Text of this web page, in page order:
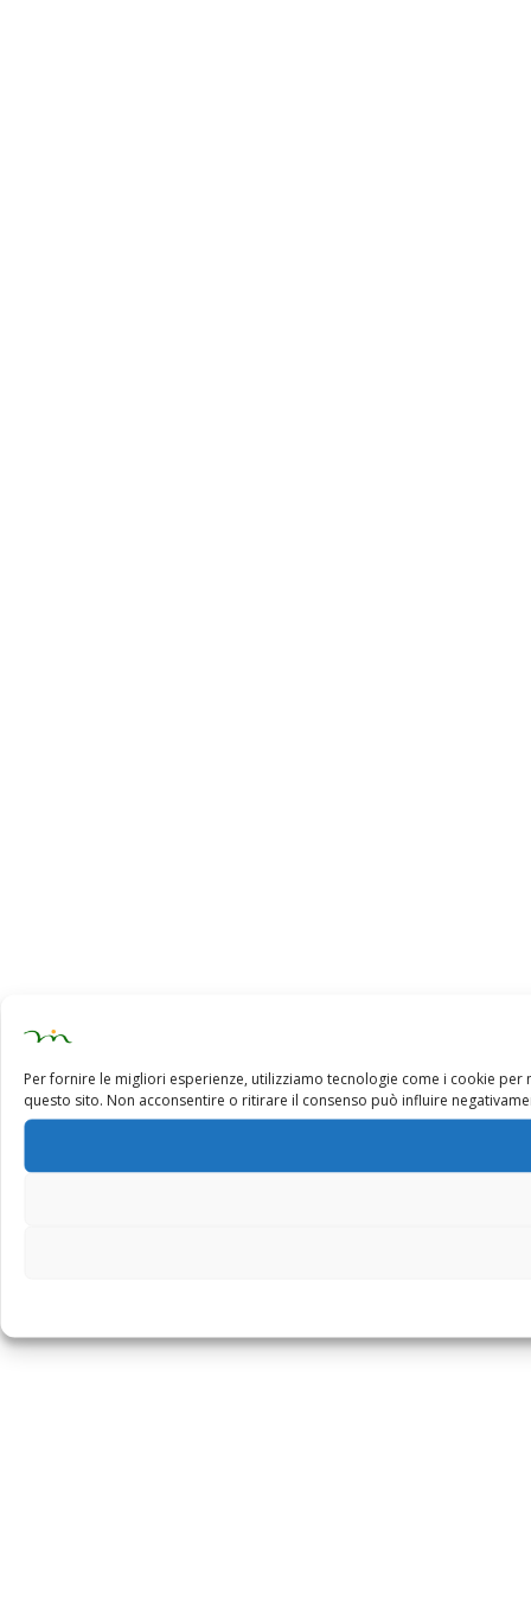
Per fornire le migliori esperienze, utilizziamo tecnologie come i cookie
questo sito. Non acconsentire o ritirare il consenso può influire